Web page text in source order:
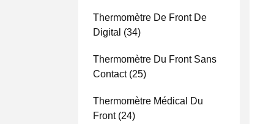
Thermomètre De Front De
Digital (34)
Thermomètre Du Front Sans
Contact(25)
Thermomètre Médical Du
Front(24)